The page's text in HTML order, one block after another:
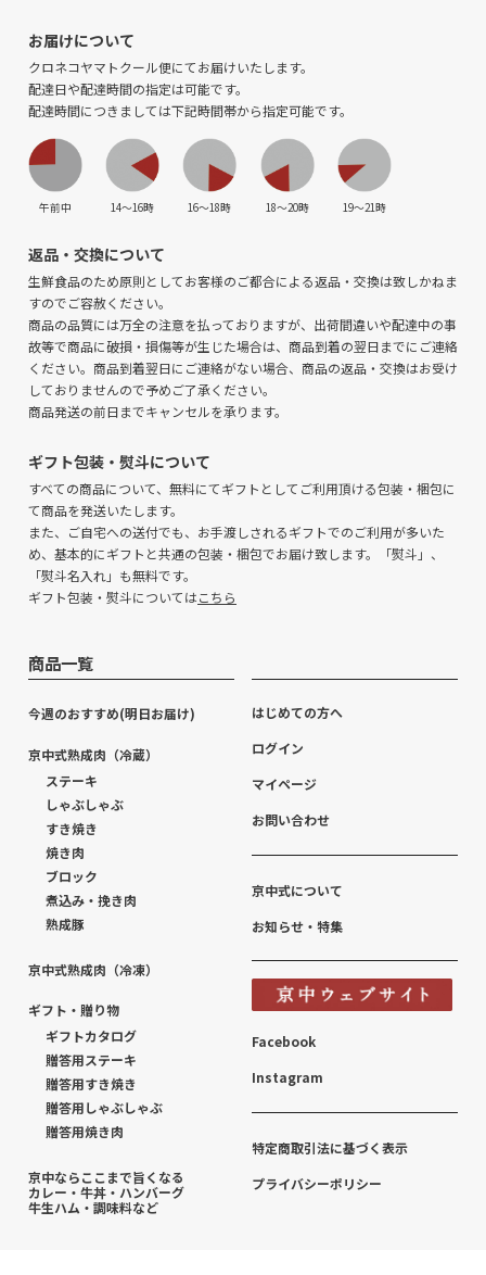
お届けについて
クロネコヤマトクール便にてお届けいたします。
配達日や配達時間の指定は可能です。
配達時間につきましては下記時間帯から指定可能です。
午前中 14〜16時 16〜18時 18〜20時 19〜21時
返品・交換について
生鮮食品のため原則としてお客様のご都合による返品・交換は致しかねま
すのでご容赦ください。
商品の品質には万全の注意を払っておりますが、出荷間違いや配達中の事
故等で商品に破損・損傷等が生じた場合は、商品到着の翌日までにご連絡
ください。商品到着翌日にご連絡がない場合、商品の返品・交換はお受け
しておりませんので予めご了承ください。
商品発送の前日までキャンセルを承ります。
ギフト包装・熨斗について
すべての商品について、無料にてギフトとしてご利用頂ける包装・梱包に
て商品を発送いたします。
また、ご自宅への送付でも、お手渡しされるギフトでのご利用が多いた
め、基本的にギフトと共通の包装・梱包でお届け致します。「熨斗」、
「熨斗名入れ」も無料です。
ギフト包装・熨斗についてはこちら
商品一覧
今週のおすすめ(明日お届け)
京中式熟成肉（冷蔵）
ステーキ
しゃぶしゃぶ
すき焼き
焼き肉
ブロック
煮込み・挽き肉
熟成豚
京中式熟成肉（冷凍）
ギフト・贈り物
ギフトカタログ
贈答用ステーキ
贈答用すき焼き
贈答用しゃぶしゃぶ
贈答用焼き肉
京中ならここまで旨くなる
カレー・牛丼・ハンバーグ
牛生ハム・調味料など
はじめての方へ
ログイン
マイページ
お問い合わせ
京中式について
お知らせ・特集
Facebook
Instagram
特定商取引法に基づく表示
プライバシーポリシー